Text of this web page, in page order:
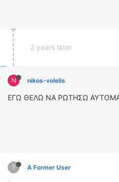
2 years later
N nikos-volelis
ΕΓΩ ΘΕΛΩ ΝΑ ΡΩΤΗΣΩ
? A Former User